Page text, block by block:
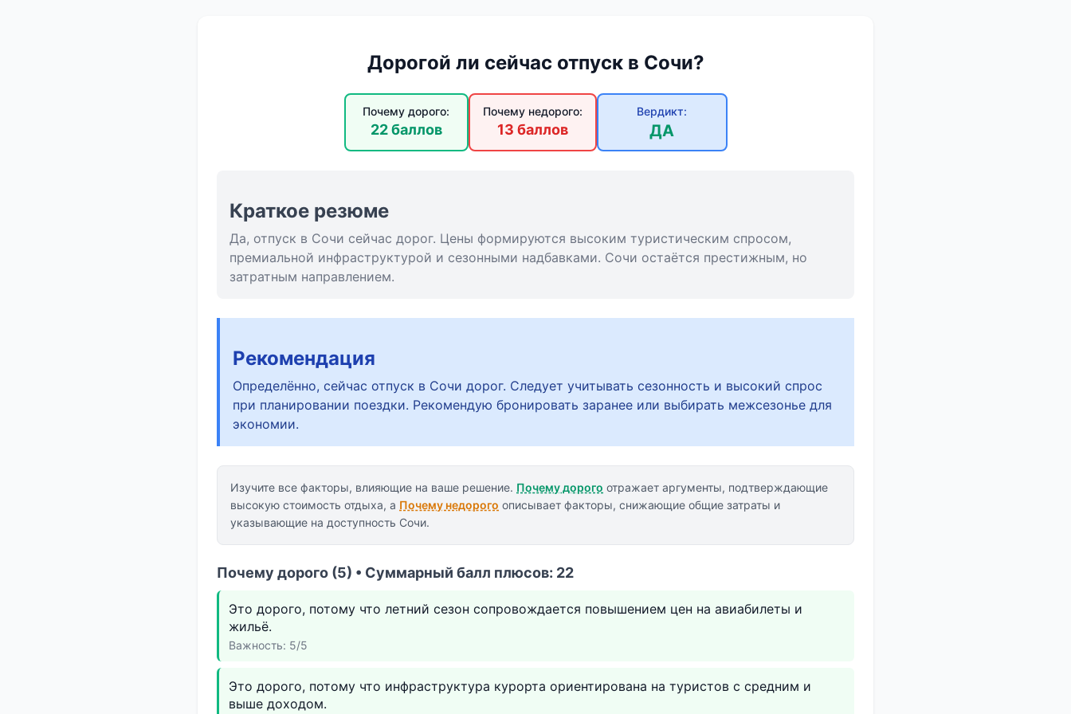
Дорогой ли сейчас отпуск в Сочи?
Почему дорого:
22 баллов
Почему недорого:
13 баллов
Вердикт:
ДА
Краткое резюме
Да, отпуск в Сочи сейчас дорог. Цены формируются высоким туристическим спросом,
премиальной инфраструктурой и сезонными надбавками. Сочи остаётся престижным, но
затратным направлением.
Рекомендация
Определённо, сейчас отпуск в Сочи дорог. Следует учитывать сезонность и высокий спрос
при планировании поездки. Рекомендую бронировать заранее или выбирать межсезонье для
экономии.
Изучите все факторы, влияющие на ваше решение. Почему дорого отражает аргументы, подтверждающие
высокую стоимость отдыха, а Почему недорого описывает факторы, снижающие общие затраты и
указывающие на доступность Сочи.
Почему дорого (5) • Суммарный балл плюсов: 22
Это дорого, потому что летний сезон сопровождается повышением цен на авиабилеты и
жильё.
Важность: 5/5
Это дорого, потому что инфраструктура курорта ориентирована на туристов с средним и
выше доходом.